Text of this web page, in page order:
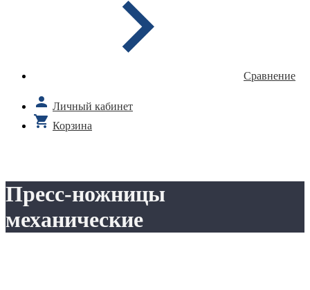
Сравнение
Личный кабинет
Корзина
Пресс-ножницы
механические